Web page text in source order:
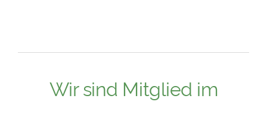
Wir sind Mitglied im